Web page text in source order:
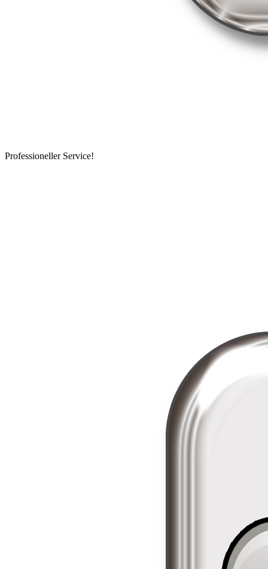
Professioneller Service!